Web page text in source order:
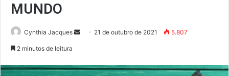
MUNDO
Cynthia Jacques
Mande
mail
21 de outubro de 2021 5.807
2 minutos de leitura